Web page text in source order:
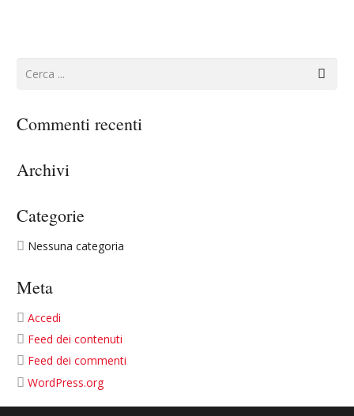
Commenti recenti
Archivi
Categorie
Nessuna categoria
Meta
Accedi
Feed dei contenuti
Feed dei commenti
WordPress.org